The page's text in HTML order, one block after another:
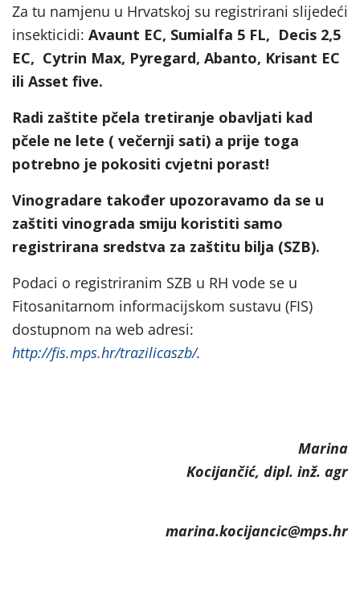
Za tu namjenu u Hrvatskoj su registrirani slijedeći
insekticidi: Avaunt EC, Sumialfa 5 FL, Decis 2,5
EC, Cytrin Max, Pyregard, Abanto, Krisant EC
ili Asset five.
Radi zaštite pčela tretiranje obavljati kad
pčele ne lete ( večernji sati) a prije toga
potrebno je pokositi cvjetni porast!
Vinogradare također upozoravamo da se u
zaštiti vinograda smiju koristiti samo
registrirana sredstva za zaštitu bilja (SZB).
Podaci o registriranim SZB u RH vode se u
Fitosanitarnom informacijskom sustavu (FIS)
dostupnom na web adresi:
http://fis.mps.hr/trazilicaszb/.
Marina
Kocijančić, dipl. inž. agr
marina.kocijancic@mps.hr